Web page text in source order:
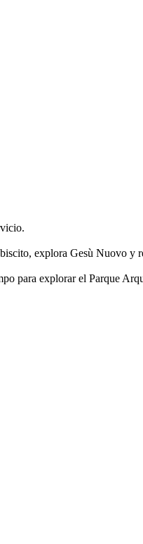
explora Gesù Nuovo y
para explorar el Parque